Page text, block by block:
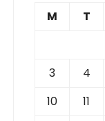
M T
3
4
10
11